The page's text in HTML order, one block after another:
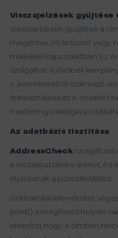
Visszajelzések gyűjtése
Visszajelzések gyűjtése a
megértse, mi tetszett vagy
mailekkel kapcsolatban. Ez
szolgálhat a jövőbeli
A jelentésekből származó
felhasználása az e-mailek
marketingstratégia
Az adatbázis tisztítása
AddressCheck
a visszapattanási arányt, és
eljussanak a postaládájába.
Szintaktikai ellenőrzést
pont(.) a megfelelő helyen
ellenőrzi, hogy a címben